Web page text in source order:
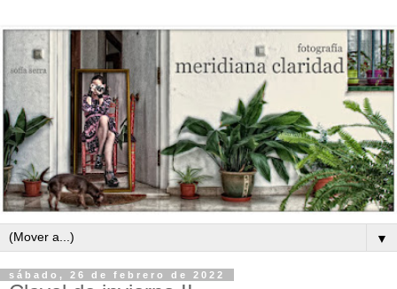
▼
sábado, 26 de febrero de 2022